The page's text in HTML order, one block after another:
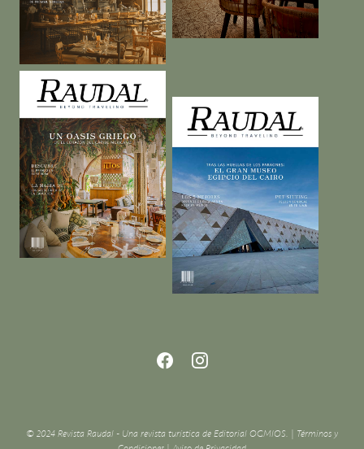
© 2024 Revista Raudal - Una revista turística de Editorial OGMIOS. | Términos y